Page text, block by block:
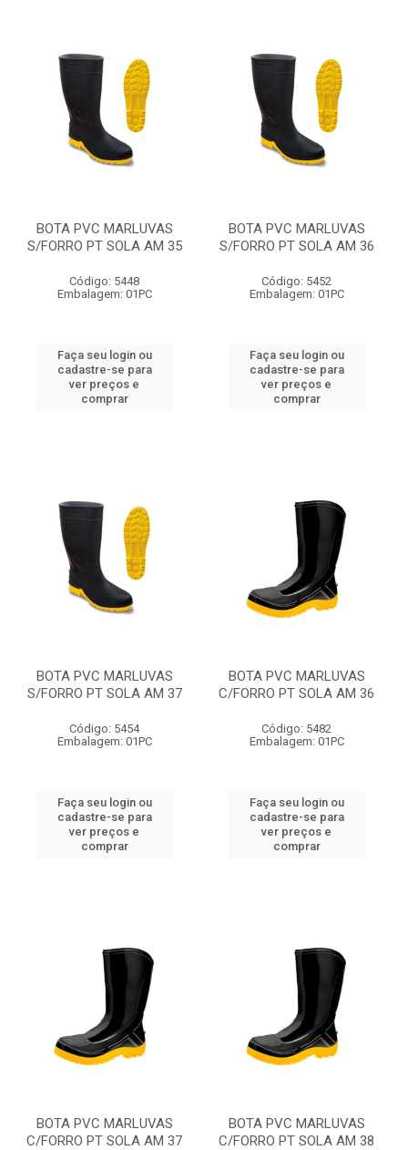
BOTA PVC MARLUVAS
S/FORRO PT SOLA AM 35
Código: 5448
Embalagem: 01PC
Faça seu login ou
cadastre-se para
ver preços e
comprar
BOTA PVC MARLUVAS
S/FORRO PT SOLA AM 36
Código: 5452
Embalagem: 01PC
Faça seu login ou
cadastre-se para
ver preços e
comprar
BOTA PVC MARLUVAS
S/FORRO PT SOLA AM 37
Código: 5454
Embalagem: 01PC
Faça seu login ou
cadastre-se para
ver preços e
comprar
BOTA PVC MARLUVAS
C/FORRO PT SOLA AM 36
Código: 5482
Embalagem: 01PC
Faça seu login ou
cadastre-se para
ver preços e
comprar
BOTA PVC MARLUVAS
C/FORRO PT SOLA AM 37
BOTA PVC MARLUVAS
C/FORRO PT SOLA AM 38